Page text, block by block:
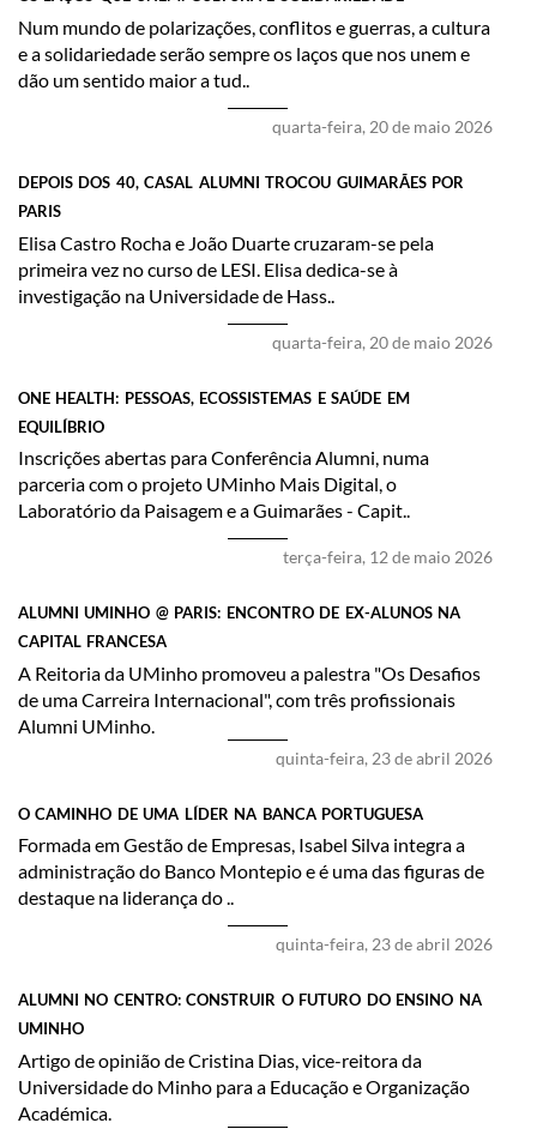
​Num mundo de polarizações, conflitos e guerras, a cultura
e a solidariedade serão sempre os laços que nos unem e
dão um sentido maior a tud..
quarta-feira, 20 de maio 2026
DEPOIS DOS 40, CASAL ALUMNI TROCOU GUIMARÃES POR
PARIS
Elisa Castro Rocha e João Duarte cruzaram-se pela
primeira vez no curso de LESI. Elisa dedica-se à
investigação na Universidade de Hass..
quarta-feira, 20 de maio 2026
ONE HEALTH: PESSOAS, ECOSSISTEMAS E SAÚDE EM
EQUILÍBRIO
Inscrições abertas para Conferência Alumni, numa
parceria com o projeto UMinho Mais Digital, o
Laboratório da Paisagem e a Guimarães - Capit..
terça-feira, 12 de maio 2026
ALUMNI UMINHO @ PARIS: ENCONTRO DE EX-ALUNOS NA
CAPITAL FRANCESA
​A Reitoria da UMinho promoveu a palestra "Os Desafios
de uma Carreira Internacional", com três profissionais
Alumni UMinho.
quinta-feira, 23 de abril 2026
O CAMINHO DE UMA LÍDER NA BANCA PORTUGUESA
​Formada em Gestão de Empresas, Isabel Silva integra a
administração do Banco Montepio e é uma das figuras de
destaque na liderança do ..
quinta-feira, 23 de abril 2026
ALUMNI NO CENTRO: CONSTRUIR O FUTURO DO ENSINO NA
UMINHO
Artigo de opinião de ​Cristina Dias, vice-reitora da
Universidade do Minho para a Educação e Organização
Académica.